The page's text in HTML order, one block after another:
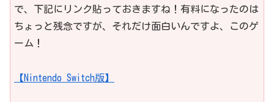
で、下記にリンク貼っておきますね！有料になったのは
ちょっと残念ですが、それだけ面白いんですよ、このゲ
ーム！
【Nintendo Switch版】